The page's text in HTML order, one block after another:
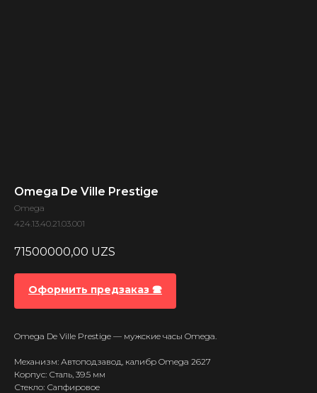
Omega De Ville Prestige
Omega
424.13.40.21.03.001
71500000,00 UZS
Оформить предзаказ 🕿
Omega De Ville Prestige — мужские часы Omega.
Механизм: Автоподзавод, калибр Omega 2627
Корпус: Сталь, 39.5 мм
Стекло: Сапфировое